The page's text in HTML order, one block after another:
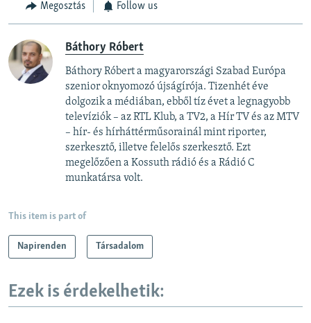
Megosztás Follow us
Báthory Róbert
Báthory Róbert a magyarországi Szabad Európa
szenior oknyomozó újságírója. Tizenhét éve
dolgozik a médiában, ebből tíz évet a legnagyobb
televíziók – az RTL Klub, a TV2, a Hír TV és az MTV
– hír- és hírháttérműsorainál mint riporter,
szerkesztő, illetve felelős szerkesztő. Ezt
megelőzően a Kossuth rádió és a Rádió C
munkatársa volt.
This item is part of
Napirenden Társadalom
Ezek is érdekelhetik: